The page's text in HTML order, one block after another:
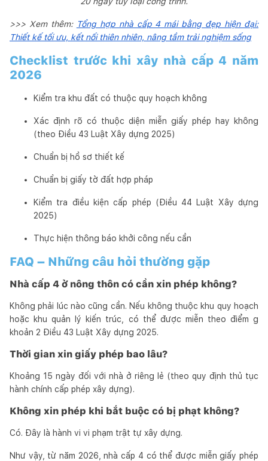
>>> Xem thêm: Tổng hợp nhà cấp 4 mái bằng đẹp hiện đại:
Thiết kế tối ưu, kết nối thiên nhiên, nâng tầm trải nghiệm sống
Checklist trước khi xây nhà cấp 4 năm
2026
Kiểm tra khu đất có thuộc quy hoạch không
Xác định rõ có thuộc diện miễn giấy phép hay không
(theo Điều 43 Luật Xây dựng 2025)
Chuẩn bị hồ sơ thiết kế
Chuẩn bị giấy tờ đất hợp pháp
Kiểm tra điều kiện cấp phép (Điều 44 Luật Xây dựng
2025)
Thực hiện thông báo khởi công nếu cần
FAQ – Những câu hỏi thường gặp
Nhà cấp 4 ở nông thôn có cần xin phép không?
Không phải lúc nào cũng cần. Nếu không thuộc khu quy hoạch
hoặc khu quản lý kiến trúc, có thể được miễn theo điểm g
khoản 2 Điều 43 Luật Xây dựng 2025.
Thời gian xin giấy phép bao lâu?
Khoảng 15 ngày đối với nhà ở riêng lẻ (theo quy định thủ tục
hành chính cấp phép xây dựng).
Không xin phép khi bắt buộc có bị phạt không?
Có. Đây là hành vi vi phạm trật tự xây dựng.
Như vậy, từ năm 2026, nhà cấp 4 có thể được miễn giấy phép